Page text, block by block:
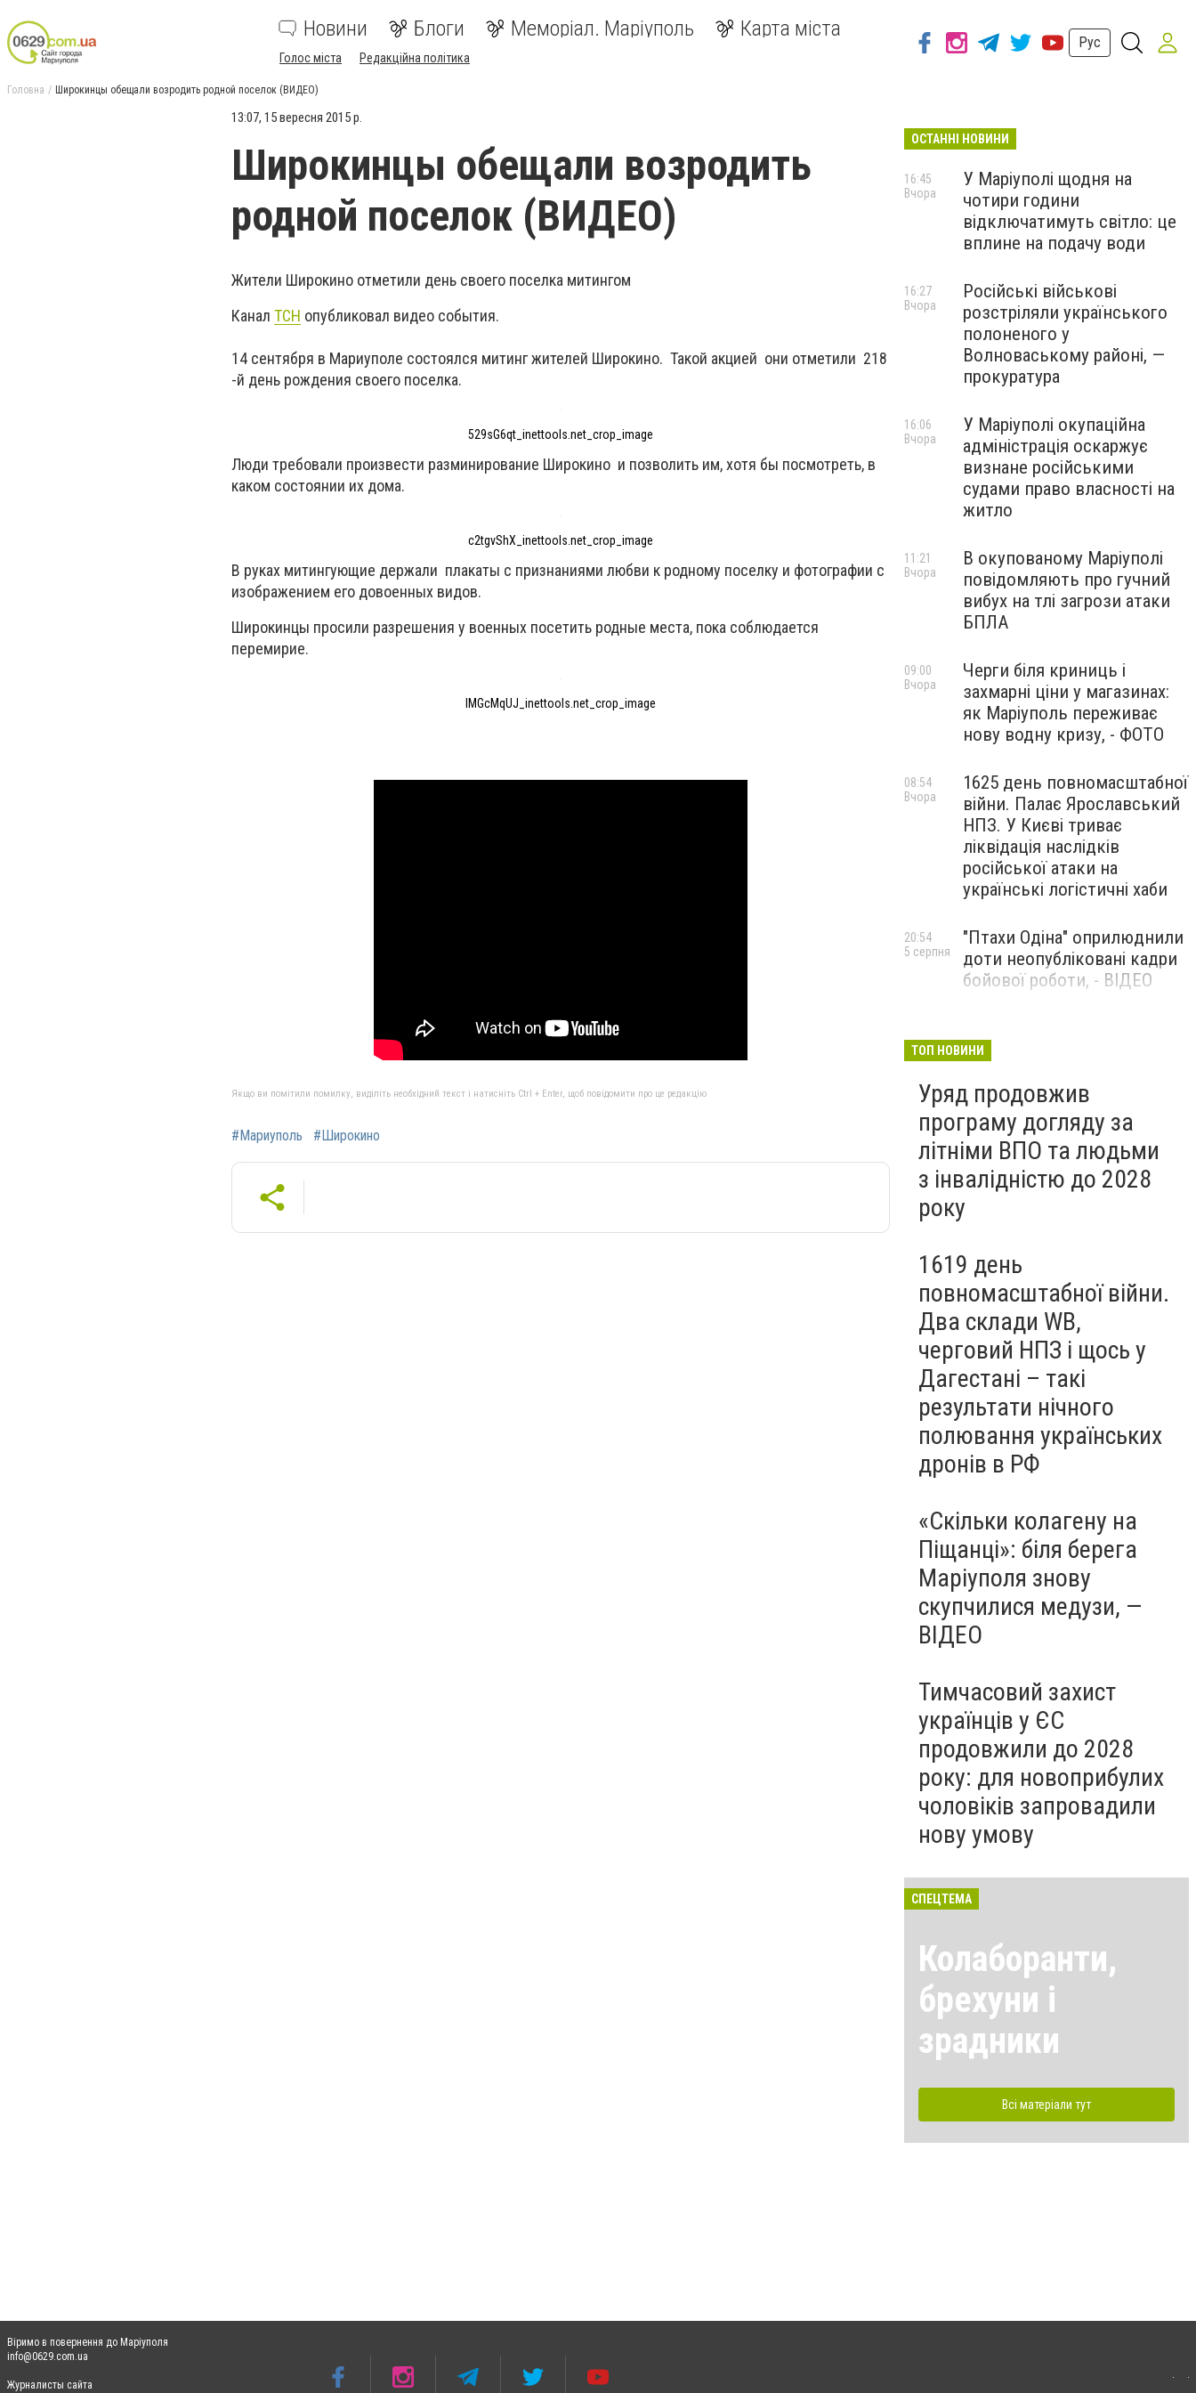
Новини Блоги Меморіал. Маріуполь Карта міста
Голос міста Редакційна політика
Рус
Головна Широкинцы обещали возродить родной поселок (ВИДЕО)
13:07, 15 вересня 2015 р.
Широкинцы обещали возродить
родной поселок (ВИДЕО)
Жители Широкино отметили день своего поселка митингом
Канал ТСН опубликовал видео события.
14 сентября в Мариуполе состоялся митинг жителей Широкино. Такой акцией они отметили 218
-й день рождения своего поселка.
529sG6qt_inettools.net_crop_image
Люди требовали произвести разминирование Широкино и позволить им, хотя бы посмотреть, в
каком состоянии их дома.
c2tgvShX_inettools.net_crop_image
В руках митингующие держали плакаты с признаниями любви к родному поселку и фотографии с
изображением его довоенных видов.
Широкинцы просили разрешения у военных посетить родные места, пока соблюдается
перемирие.
lMGcMqUJ_inettools.net_crop_image
Якщо ви помітили помилку, виділіть необхідний текст і натисніть Ctrl + Enter, щоб повідомити про це редакцію
#Мариуполь #Широкино
ОСТАННІ НОВИНИ
У Маріуполі щодня на
чотири години
відключатимуть світло: це
вплине на подачу води
16:45
Вчора
Російські військові
розстріляли українського
полоненого у
Волноваському районі, —
прокуратура
16:27
Вчора
У Маріуполі окупаційна
адміністрація оскаржує
визнане російськими
судами право власності на
житло
16:06
Вчора
В окупованому Маріуполі
повідомляють про гучний
вибух на тлі загрози атаки
БПЛА
11:21
Вчора
Черги біля криниць і
захмарні ціни у магазинах:
як Маріуполь переживає
нову водну кризу, - ФОТО
09:00
Вчора
1625 день повномасштабної
війни. Палає Ярославський
НПЗ. У Києві триває
ліквідація наслідків
російської атаки на
українські логістичні хаби
08:54
Вчора
"Птахи Одіна" оприлюднили
доти неопубліковані кадри
бойової роботи, - ВІДЕО
20:54
5 серпня
Бєдняков зіграє тата
новому українському
фільмі, - ФОТО
5 серпня
ТОП НОВИНИ
Уряд продовжив
програму догляду за
літніми ВПО та людьми
з інвалідністю до 2028
року
1619 день
повномасштабної війни.
Два склади WB,
черговий НПЗ і щось у
Дагестані – такі
результати нічного
полювання українських
дронів в РФ
«Скільки колагену на
Піщанці»: біля берега
Маріуполя знову
скупчилися медузи, —
ВІДЕО
Тимчасовий захист
українців у ЄС
продовжили до 2028
року: для новоприбулих
чоловіків запровадили
нову умову
СПЕЦТЕМА
Колаборанти,
брехуни і
зрадники
Всі матеріали тут
Віримо в повернення до Маріуполя
info@0629.com.ua
Журналисты сайта